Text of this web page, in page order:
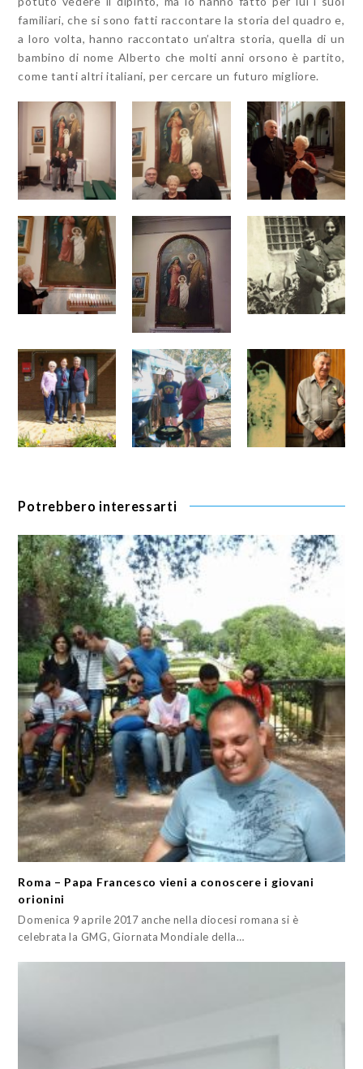
familiari, che si sono fatti raccontare la storia del quadro e,
a loro volta, hanno raccontato un’altra storia, quella di un
bambino di nome Alberto che molti anni orsono è partito,
come tanti altri italiani, per cercare un futuro migliore.
Potrebbero interessarti
Roma – Papa Francesco vieni a conoscere i giovani
orionini
Domenica 9 aprile 2017 anche nella diocesi romana si è
celebrata la GMG, Giornata Mondiale della…